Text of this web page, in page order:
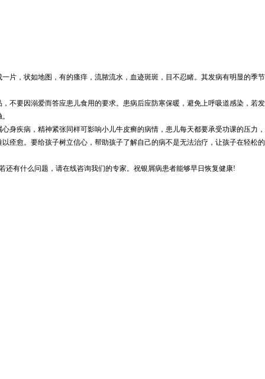
片，状如地图，有的瘙痒，流脓流水，血迹斑斑，目不忍睹。其发病有明显的季节
不要因溺爱而答应患儿食用的要求。患病后应防寒保暖，避免上呼吸道感染，若发
身疾病，精神紧张同样可影响小儿牛皮癣的病情，患儿每天都要承受功课的压力，
痊愈。要给孩子树立信心，帮助孩子了解自己的病不是无法治疗，让孩子在轻松的
有什么问题，请在线咨询我们的专家。祝银屑病患者能够早日恢复健康!